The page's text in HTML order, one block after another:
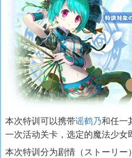
本次特训可以携带谣鹤乃和任一
一次活动关卡，选定的魔法少女
本次特训分为剧情（ ストーリー